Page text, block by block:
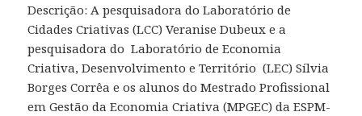
Descrição: A pesquisadora do Laboratório de
Cidades Criativas (LCC) Veranise Dubeux e a
pesquisadora do Laboratório de Economia
Criativa, Desenvolvimento e Território (LEC) Sílvia
Borges Corrêa e os alunos do Mestrado Profissional
em Gestão da Economia Criativa (MPGEC) da ESPM-